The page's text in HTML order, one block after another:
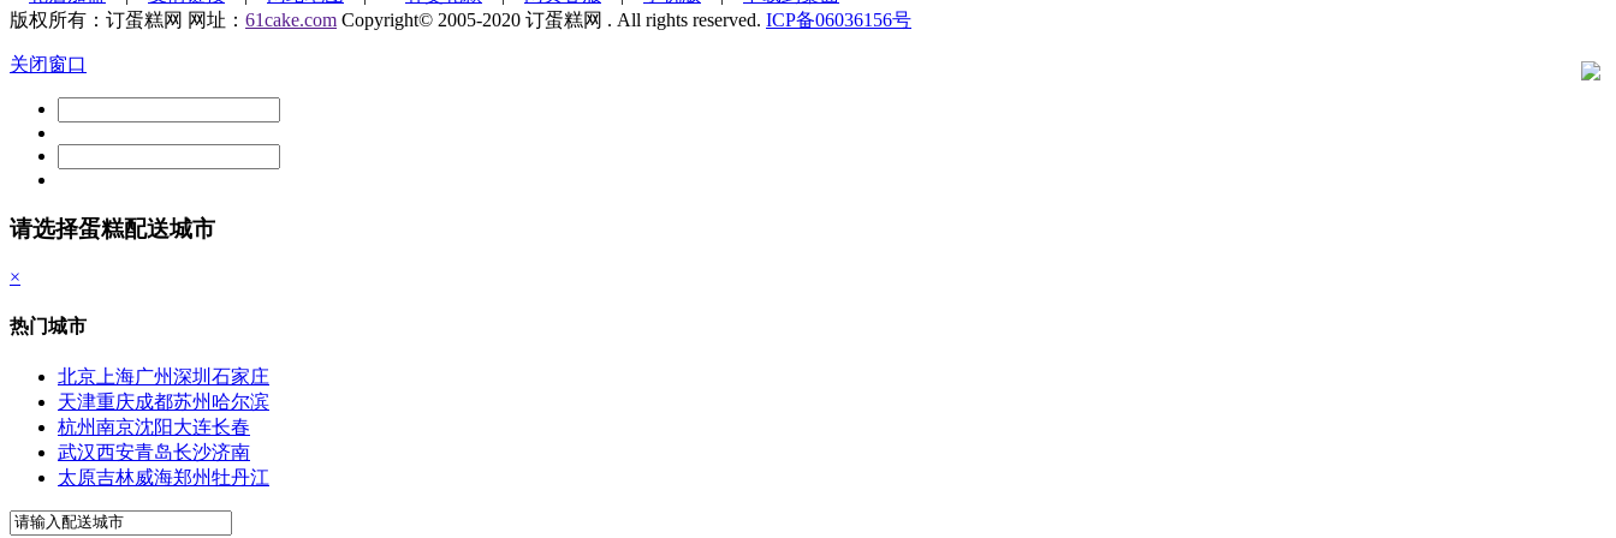
版权所有：订蛋糕网 网址： 61cake.com Copyright© 2005-2020 订蛋糕网 . All rights reserved. ICP备06036156号
关闭窗口
请选择蛋糕配送城市
×
热门城市
北京 上海广州深圳 石家庄
天津重庆成都苏州 哈尔滨
杭州南京沈阳大连长春
武汉西安青岛长沙济南
太原吉林威海郑州牡丹江